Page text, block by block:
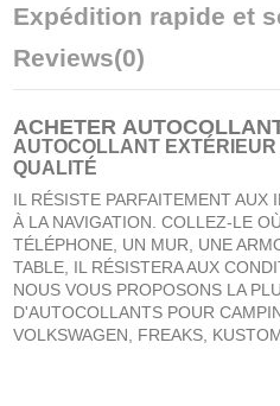
Expédition rapide et
Reviews(0)
ACHETER
AUTOCOLLANT
QUALITÉ
IL RÉSISTE PARFAITEMENT AUX
À LA NAVIGATION. COLLEZ-LE
TÉLÉPHONE, UN MUR, UNE
TABLE, IL RÉSISTERA AUX
NOUS VOUS PROPOSONS LA
D'AUTOCOLLANTS POUR
VOLKSWAGEN, FREAKS,